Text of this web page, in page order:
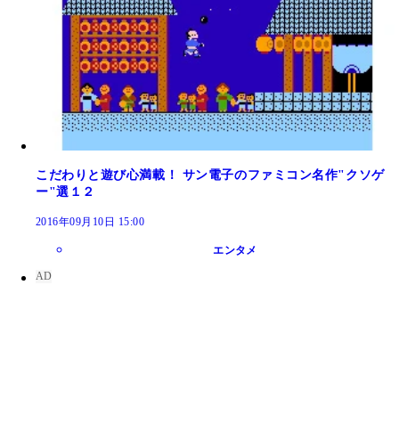
こだわりと遊び心満載！ サン電子のファミコン名作"クソゲ
ー"選１２
2016年09月10日 15:00
エンタメ